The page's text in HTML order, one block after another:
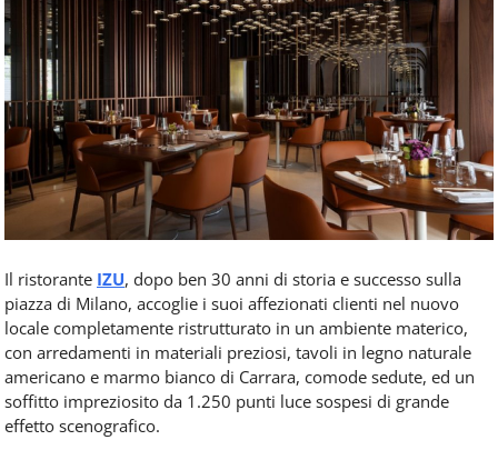
novità
del
comparto
Horeca.
Il ristorante IZU, dopo ben 30 anni di storia e successo sulla
piazza di Milano, accoglie i suoi affezionati clienti nel nuovo
locale completamente ristrutturato in un ambiente materico,
con arredamenti in materiali preziosi, tavoli in legno naturale
americano e marmo bianco di Carrara, comode sedute, ed un
soffitto impreziosito da 1.250 punti luce sospesi di grande
effetto scenografico.